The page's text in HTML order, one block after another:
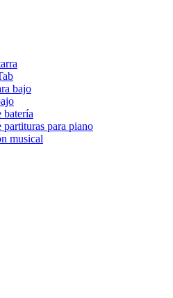
bajo
batería
para piano
musical